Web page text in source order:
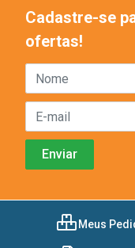
Cadastre-se
ofertas!
Meus